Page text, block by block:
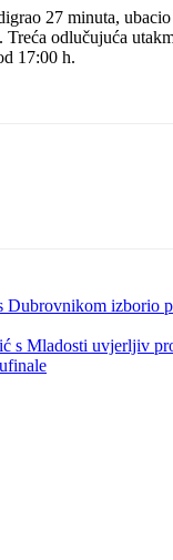
27 minuta,
Treća odlučujuća
17:00 h.
Dubrovnikom izborio
s Mladosti uvjerljiv